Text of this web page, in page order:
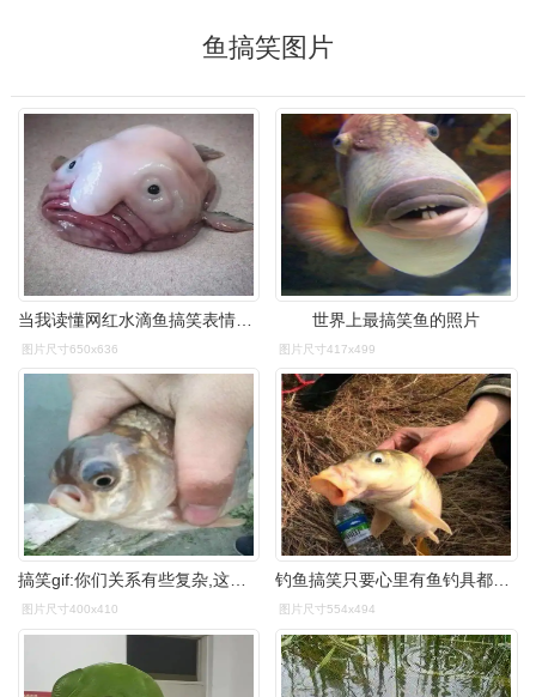
鱼搞笑图片
图片尺寸650x636
世界上最搞笑鱼的照片
图片尺寸417x499
搞笑gif:你们关系有些复杂,这不像是在结婚
图片尺寸400x410
钓鱼搞笑只要心里有鱼钓具都是浮云
图片尺寸554x494